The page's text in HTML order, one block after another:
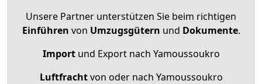
Unsere Partner unterstützen Sie beim richtigen
Einführen von Umzugsgütern und Dokumente.
Importund Export nach Yamoussoukro
Luftfrachtvon oder nach Yamoussoukro